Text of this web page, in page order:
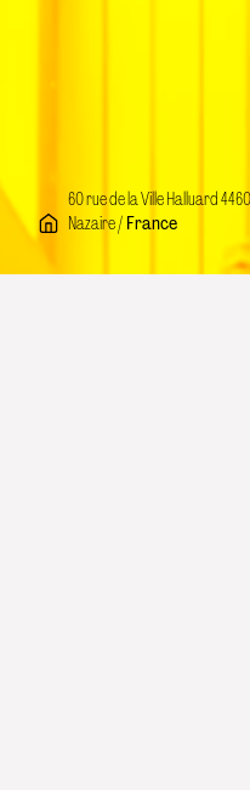
60 rue de la Ville Halluard
Nazaire /France